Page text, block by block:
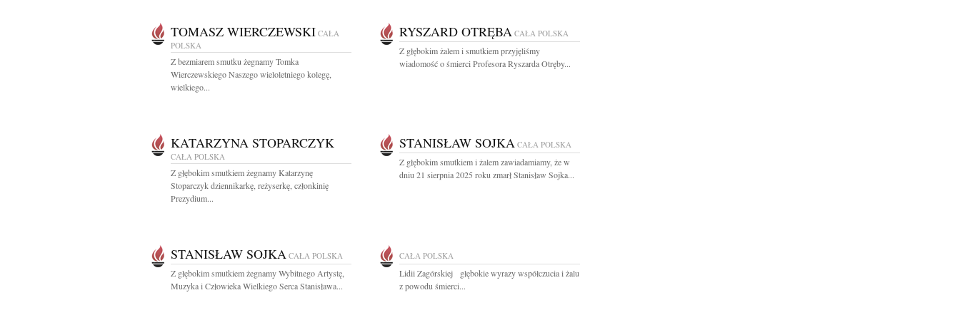
TOMASZ WIERCZEWSKI CAŁA
POLSKA
Z bezmiarem smutku żegnamy Tomka
Wierczewskiego Naszego wieloletniego kolegę,
wielkiego...
RYSZARD OTRĘBA CAŁA POLSKA
Z głębokim żalem i smutkiem przyjęliśmy
wiadomość o śmierci Profesora Ryszarda Otręby...
KATARZYNA STOPARCZYK
CAŁA POLSKA
Z głębokim smutkiem żegnamy Katarzynę
Stoparczyk dziennikarkę, reżyserkę, członkinię
Prezydium...
STANISŁAW SOJKA CAŁA POLSKA
Z głębokim smutkiem i żalem zawiadamiamy, że w
dniu 21 sierpnia 2025 roku zmarł Stanisław Sojka...
STANISŁAW SOJKA CAŁA POLSKA
Z głębokim smutkiem żegnamy Wybitnego Artystę,
Muzyka i Człowieka Wielkiego Serca Stanisława...
CAŁA POLSKA
Lidii Zagórskiej głębokie wyrazy współczucia i żalu
z powodu śmierci...